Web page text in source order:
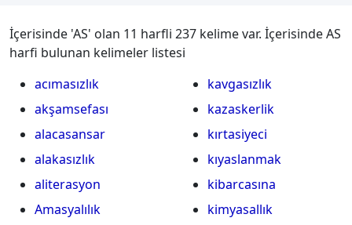
İçerisinde 'AS' olan 11 harfli 237 kelime var. İçerisinde AS
harfi bulunan kelimeler listesi
acımasızlık
akşamsefası
alacasansar
alakasızlık
aliterasyon
Amasyalılık
kavgasızlık
kazaskerlik
kırtasiyeci
kıyaslanmak
kibarcasına
kimyasallık